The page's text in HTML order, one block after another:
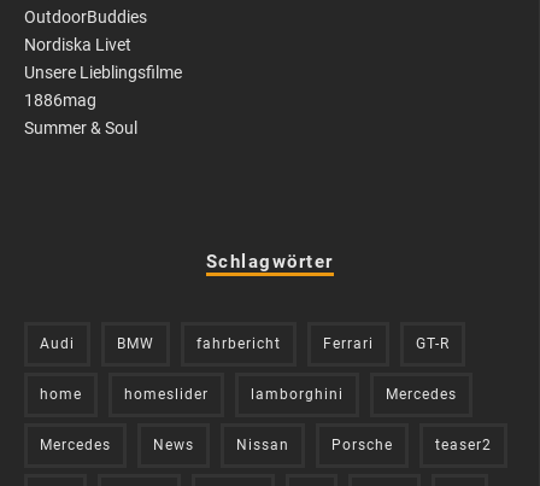
OutdoorBuddies
Nordiska Livet
Unsere Lieblingsfilme
1886mag
Summer & Soul
Schlagwörter
Audi BMW fahrbericht Ferrari GT-R
home homeslider lamborghini Mercedes
Mercedes News Nissan Porsche teaser2